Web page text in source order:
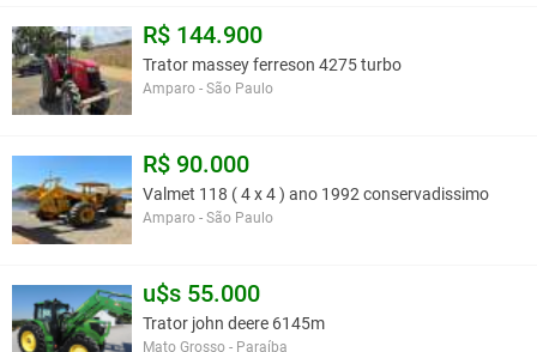
R$ 144.900
Trator massey ferreson 4275 turbo
Amparo - São Paulo
R$ 90.000
Valmet 118 ( 4 x 4 ) ano 1992 conservadissimo
Amparo - São Paulo
u$s 55.000
Trator john deere 6145m
Mato Grosso - Paraíba